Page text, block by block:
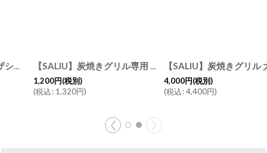
[38711-38712]
【SALIU】炭焼きグリル専用 オガ炭 おが炭 グリル用炭 日本製 ロロ
円(税別)
1,320円)
【SALIU】炭焼きグリル 大専用インナー 部品販売
円(税別)
4,400円)